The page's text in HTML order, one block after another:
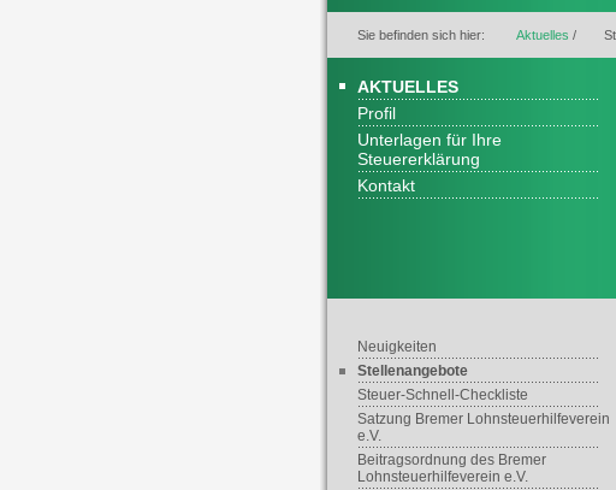
Sie befinden sich hier: Aktuelles /
AKTUELLES
Profil
Unterlagen für Ihre
Steuererklärung
Kontakt
Neuigkeiten
Stellenangebote
Steuer-Schnell-Checkliste
Satzung Bremer Lohnsteuerhilfeverein
e.V.
Beitragsordnung des Bremer
Lohnsteuerhilfeverein e.V.